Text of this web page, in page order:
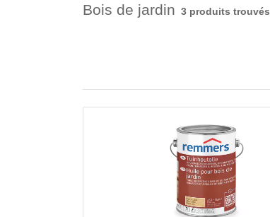
Bois de jardin 3 produits trouvés